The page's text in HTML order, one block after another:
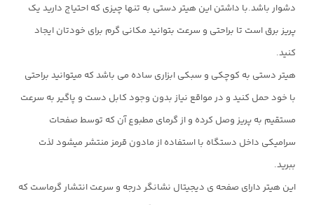
دشوار باشد.با داشتن این هیتر دستی به تنها چیزی که احتیاج دارید یک
پریز برق است تا براحتی و سرعت بتوانید مکانی گرم برای خودتان ایجاد
کنید.
هیتر دستی به کوچکی و سبکی ابزاری ساده می باشد که میتوانید براحتی
با خود حمل کنید و در مواقع نیاز بدون وجود کابل دست و پاگیر به سرعت
مستقیم به پریز وصل کرده و از گرمای مطبوع آن که توسط صفحات
سرامیکی داخل دستگاه با استفاده از مادون قرمز منتشر میشود لذت
ببرید.
این هیتر دارای صفحه ی دیجیتال نشانگر درجه و سرعت انتشار گرماست که